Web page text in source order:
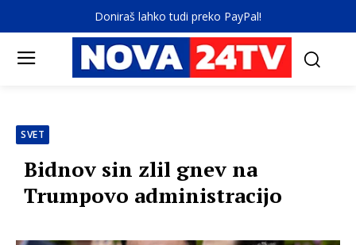
Doniraš lahko tudi preko PayPal!
SVET
Bidnov sin zlil gnev na
Trumpovo administracijo